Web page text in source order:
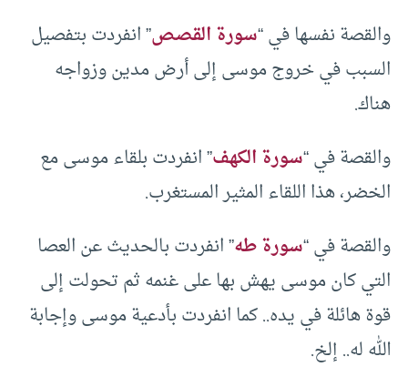
والقصة نفسها في “سورة القصص” انفردت بتفصيل
السبب في خروج موسى إلى أرض مدين وزواجه
هناك.
والقصة في “سورة الكهف” انفردت بلقاء موسى مع
الخضر، هذا اللقاء المثير المستغرب.
والقصة في “سورة طه” انفردت بالحديث عن العصا
التي كان موسى يهش بها على غنمه ثم تحولت إلى
قوة هائلة في يده.. كما انفردت بأدعية موسى وإجابة
الله له.. إلخ.